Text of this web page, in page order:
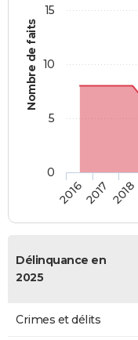
Nombre de faits
20162017 2018
0
5
10
15
Délinquance en
2025
Crimes et délits